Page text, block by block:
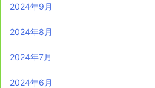
2024年9月
2024年8月
2024年7月
2024年6月